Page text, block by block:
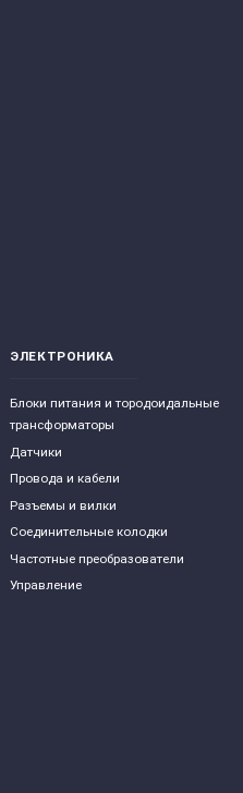
ЭЛЕКТРОНИКА
Блоки питания и тородоидальные
трансформаторы
Датчики
Провода и кабели
Разъемы и вилки
Соединительные колодки
Частотные преобразователи
Управление